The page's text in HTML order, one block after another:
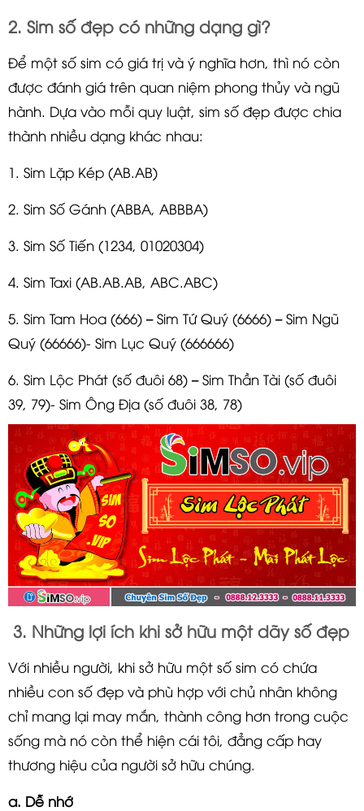
2. Sim số đẹp có những dạng gì?
Để một số sim có giá trị và ý nghĩa hơn, thì nó còn
được đánh giá trên quan niệm phong thủy và ngũ
hành. Dựa vào mỗi quy luật, sim số đẹp được chia
thành nhiều dạng khác nhau:
1. Sim Lặp Kép (AB.AB)
2. Sim Số Gánh (ABBA, ABBBA)
3. Sim Số Tiến (1234, 01020304)
4. Sim Taxi (AB.AB.AB, ABC.ABC)
5. Sim Tam Hoa (666) – Sim Tứ Quý (6666) – Sim Ngũ
Quý (66666)- Sim Lục Quý (666666)
6. Sim Lộc Phát (số đuôi 68) – Sim Thần Tài (số đuôi
39, 79)- Sim Ông Địa (số đuôi 38, 78)
3. Những lợi ích khi sở hữu một dãy số đẹp
Với nhiều người, khi sở hữu một số sim có chứa
nhiều con số đẹp và phù hợp với chủ nhân không
chỉ mang lại may mắn, thành công hơn trong cuộc
sống mà nó còn thể hiện cái tôi, đẳng cấp hay
thương hiệu của người sở hữu chúng.
a. Dễ nhớ